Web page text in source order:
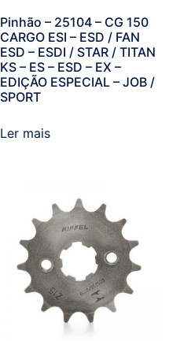
Pinhão – 25104 – CG 150
CARGO ESI – ESD / FAN
ESD – ESDI / STAR / TITAN
KS – ES – ESD – EX –
EDIÇÃO ESPECIAL – JOB /
SPORT
Ler mais